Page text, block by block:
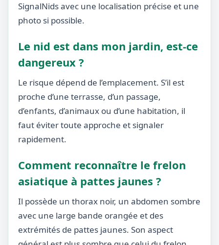
SignalNids avec une localisation précise et une
photo si possible.
Le nid est dans mon jardin, est-ce
dangereux ?
Le risque dépend de l’emplacement. S’il est
proche d’une terrasse, d’un passage,
d’enfants, d’animaux ou d’une habitation, il
faut éviter toute approche et signaler
rapidement.
Comment reconnaître le frelon
asiatique à pattes jaunes ?
Il possède un thorax noir, un abdomen sombre
avec une large bande orangée et des
extrémités de pattes jaunes. Son aspect